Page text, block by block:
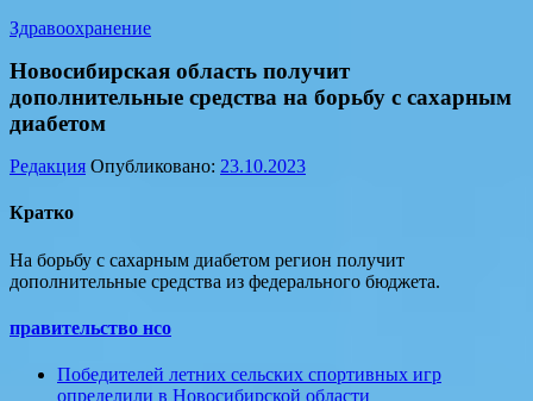
Здравоохранение
Новосибирская область получит
дополнительные средства на борьбу с сахарным
диабетом
Редакция Опубликовано: 23.10.2023
Кратко
На борьбу с сахарным диабетом регион получит
дополнительные средства из федерального бюджета.
правительство нсо
Победителей летних сельских спортивных игр
определили в Новосибирской области